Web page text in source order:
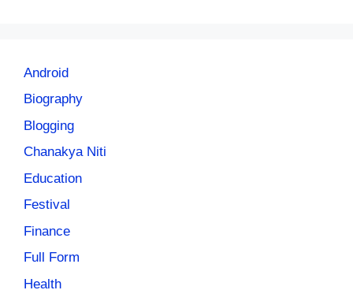
Android
Biography
Blogging
Chanakya Niti
Education
Festival
Finance
Full Form
Health